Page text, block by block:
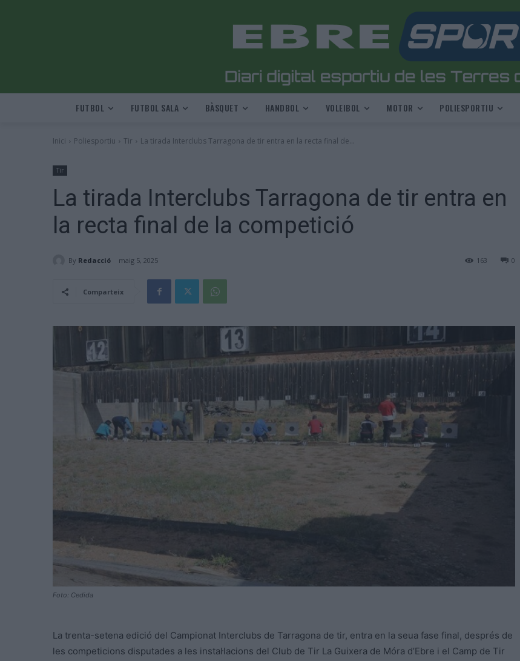
FUTBOL FUTBOL SALA BÀSQUET HANDBOL VOLEIBOL MOTOR POLIESPORTIU
Inici Poliesportiu Tir La tirada Interclubs Tarragona de tir entra en la recta final de...
Tir
La tirada Interclubs Tarragona de tir entra en
la recta final de la competició
By Redacció maig 5, 2025 0
163
Comparteix
Foto: Cedida
La trenta-setena edició del Campionat Interclubs de Tarragona de tir, entra en la seua fase final, després de
les competicions disputades a les instal·lacions del Club de Tir La Guixera de Móra d’Ebre i el Camp de Tir